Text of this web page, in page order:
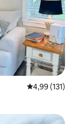
Évaluation
4,99 (131)